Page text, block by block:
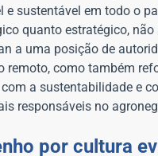
e sustentável em todo o
quanto estratégico, não
a uma posição de
remoto, como também
a sustentabilidade e
responsáveis no
por cultura